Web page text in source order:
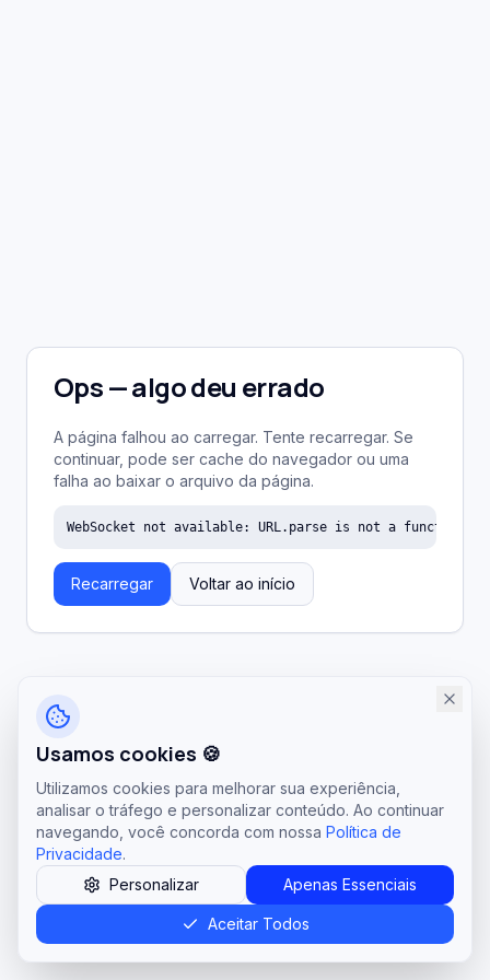
Ops — algo deu errado
A página falhou ao carregar. Tente recarregar. Se
continuar, pode ser cache do navegador ou uma
falha ao baixar o arquivo da página.
WebSocket not available: URL.parse is not a function
Recarregar Voltar ao início
Usamos cookies 🍪
Utilizamos cookies para melhorar sua experiência,
analisar o tráfego e personalizar conteúdo. Ao continuar
navegando, você concorda com nossa Política de
Privacidade.
Personalizar
Apenas Essenciais
Aceitar Todos